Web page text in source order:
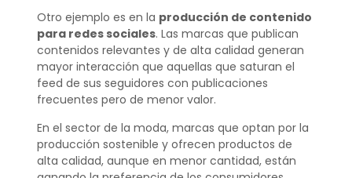
Otro ejemplo es en la producción de contenido
para redes sociales. Las marcas que publican
contenidos relevantes y de alta calidad generan
mayor interacción que aquellas que saturan el
feed de sus seguidores con publicaciones
frecuentes pero de menor valor.
En el sector de la moda, marcas que optan por la
producción sostenible y ofrecen productos de
alta calidad, aunque en menor cantidad, están